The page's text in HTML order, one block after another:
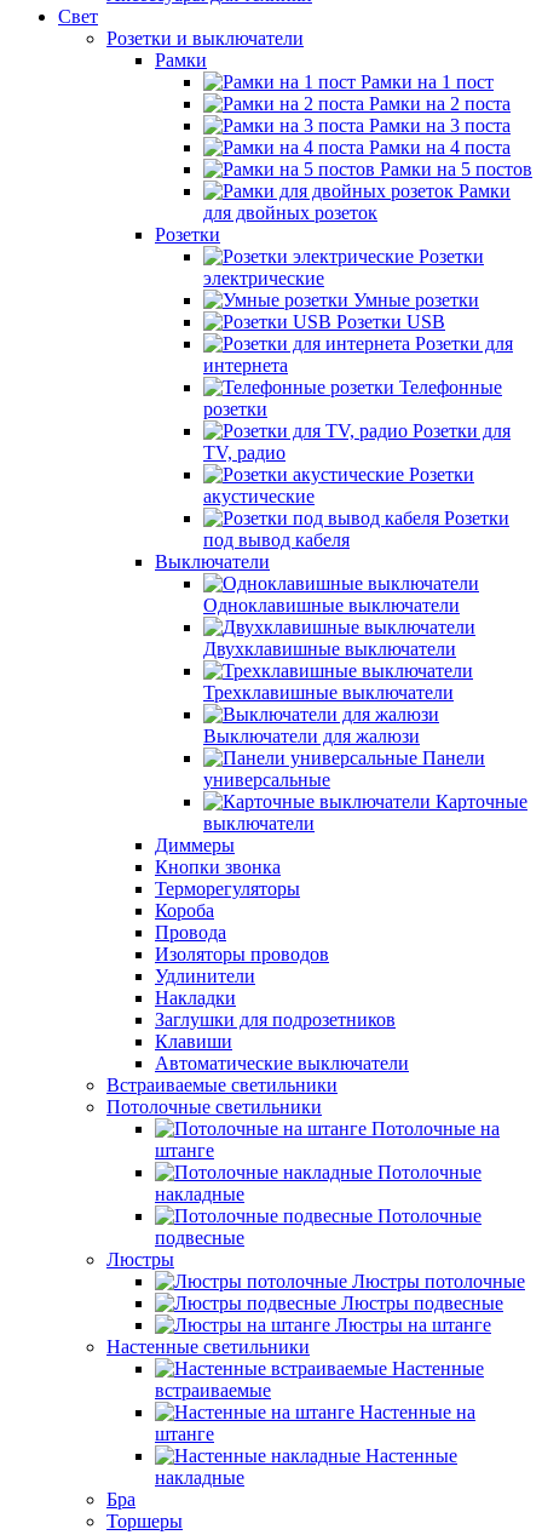
Свет
Розетки и выключатели
Рамки
Рамки на 1 пост
Рамки на 2 поста
Рамки на 3 поста
Рамки на 4 поста
Рамки на 5 постов
Рамки
для двойных розеток
Розетки
Розетки
электрические
Умные розетки
Розетки USB
Розетки для
интернета
Телефонные
розетки
Розетки для
TV, радио
Розетки
акустические
Розетки
под вывод кабеля
Выключатели
Одноклавишные выключатели
Двухклавишные выключатели
Трехклавишные выключатели
Выключатели для жалюзи
Панели
универсальные
Карточные
выключатели
Диммеры
Кнопки звонка
Терморегуляторы
Короба
Провода
Изоляторы проводов
Удлинители
Накладки
Заглушки для подрозетников
Клавиши
Автоматические выключатели
Встраиваемые светильники
Потолочные светильники
Потолочные на
штанге
Потолочные
накладные
Потолочные
подвесные
Люстры
Люстры потолочные
Люстры подвесные
Люстры на штанге
Настенные светильники
Настенные
встраиваемые
Настенные на
штанге
Настенные
накладные
Бра
Торшеры